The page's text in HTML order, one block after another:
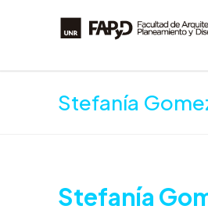
Stefanía
Stefanía